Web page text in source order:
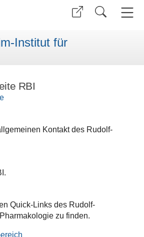
Institut für
RBI
Kontakt des Rudolf-
Quick-Links des Rudolf-
zu finden.